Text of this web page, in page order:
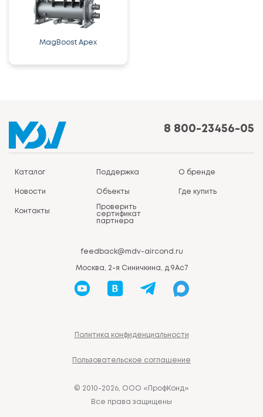
MagBoost Apex
8 800-23456-05
Каталог Поддержка О бренде
Новости Объекты Где купить
Контакты
Проверить
сертификат
партнера
feedback@mdv-aircond.ru
Москва, 2-я Синичкина, д.9Ас7
Политика конфиденциальности
Пользовательское соглашение
© 2010-2026, ООО «ПрофКонд»
Все права защищены